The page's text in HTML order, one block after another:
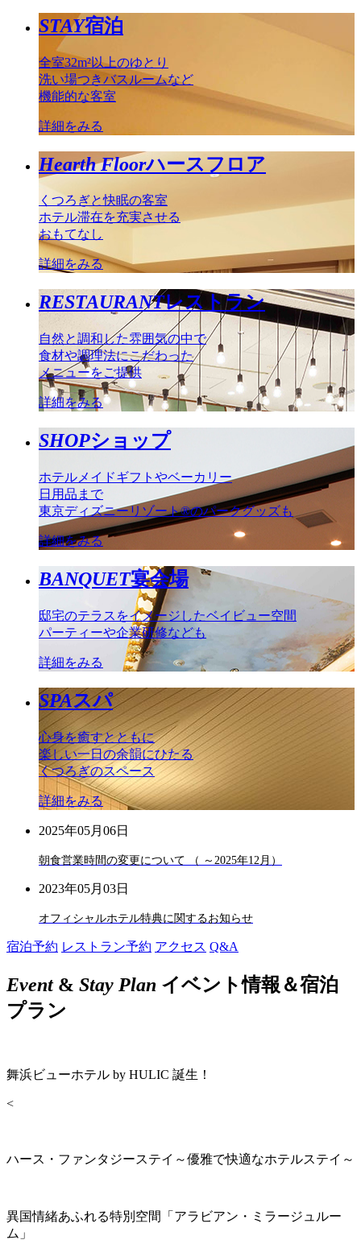
STAY宿泊
全室32m²以上のゆとり
洗い場つきバスルームなど
機能的な客室
詳細をみる
Hearth Floorハースフロア
くつろぎと快眠の客室
ホテル滞在を充実させる
おもてなし
詳細をみる
RESTAURANTレストラン
自然と調和した雰囲気の中で
食材や調理法にこだわった
メニューをご提供
詳細をみる
SHOPショップ
ホテルメイドギフトやベーカリー
日用品まで
東京ディズニーリゾート®のパークグッズも
詳細をみる
BANQUET宴会場
邸宅のテラスをイメージしたベイビュー空間
パーティーや企業研修なども
詳細をみる
SPAスパ
心身を癒すとともに
楽しい一日の余韻にひたる
くつろぎのスペース
詳細をみる
2025年05月06日
朝食営業時間の変更について （ ～2025年12月）
2023年05月03日
オフィシャルホテル特典に関するお知らせ
宿泊予約 レストラン予約 アクセス Q&A
Event& Stay Plan イベント情報＆宿泊
プラン
舞浜ビューホテル by HULIC 誕生！
<
ハース・ファンタジーステイ～優雅で快適なホテルステイ～
異国情緒あふれる特別空間「アラビアン・ミラージュルー
ム」